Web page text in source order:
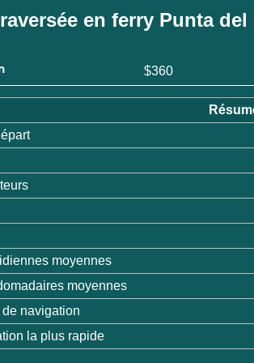
en ferry Punta
$360
moyennes
moyennes
navigation
la plus rapide